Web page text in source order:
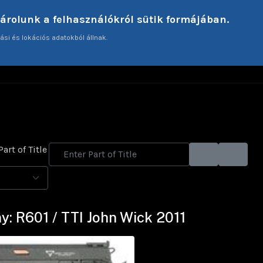
of Title
R601 / TTI John Wick 2011
a felhasználókról sütik formájában.
és lokációs adatokból állnak.